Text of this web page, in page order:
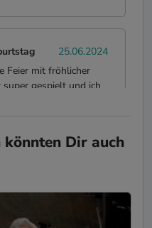
25.06.2024
Feier mit fröhlicher
gespielt und ich
13.07.2023
Dir auch